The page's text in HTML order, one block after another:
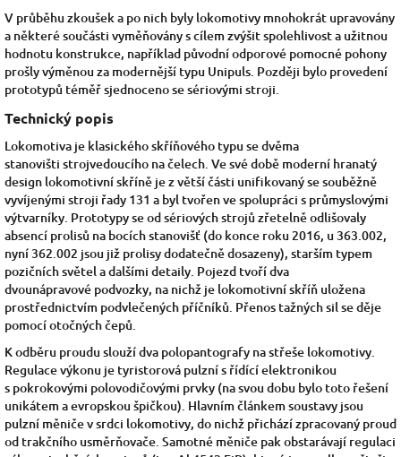
V průběhu zkoušek a po nich byly lokomotivy mnohokrát upravovány
a některé součásti vyměňovány s cílem zvýšit spolehlivost a užitnou
hodnotu konstrukce, například původní odporové pomocné pohony
prošly výměnou za modernější typu Unipuls. Později bylo provedení
prototypů téměř sjednoceno se sériovými stroji.
Technický popis
Lokomotiva je klasického skříňového typu se dvěma
stanovišti strojvedoucího na čelech. Ve své době moderní hranatý
design lokomotivní skříně je z větší části unifikovaný se souběžně
vyvíjenými stroji řady 131 a byl tvořen ve spolupráci s průmyslovými
výtvarníky. Prototypy se od sériových strojů zřetelně odlišovaly
absencí prolisů na bocích stanovišť (do konce roku 2016, u 363.002,
nyní 362.002 jsou již prolisy dodatečně dosazeny), starším typem
pozičních světel a dalšími detaily. Pojezd tvoří dva
dvounápravové podvozky, na nichž je lokomotivní skříň uložena
prostřednictvím podvlečených příčníků. Přenos tažných sil se děje
pomocí otočných čepů.
K odběru proudu slouží dva polopantografy na střeše lokomotivy.
Regulace výkonu je tyristorová pulznís řídící elektronikou
s pokrokovými polovodičovými prvky (na svou dobu bylo toto řešení
unikátem a evropskou špičkou). Hlavním článkem soustavy jsou
pulzní měniče v srdci lokomotivy, do nichž přichází zpracovaný proud
od trakčního usměrňovače. Samotné měniče pak obstarávají regulaci